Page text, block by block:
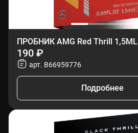
ПРОБНИК AMG Red Thrill 1,5ML
190 ₽
арт. B66959776
Подробнее